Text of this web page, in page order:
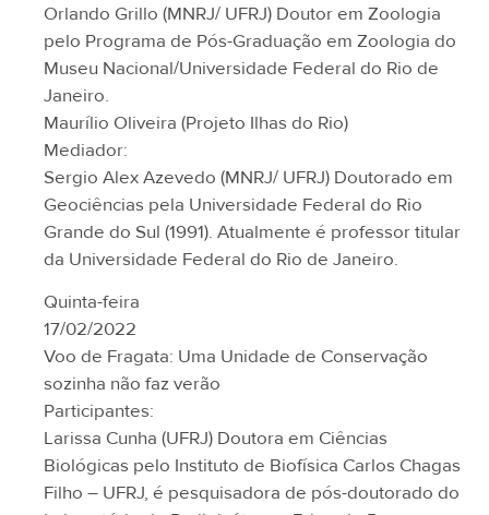
Orlando Grillo (MNRJ/ UFRJ) Doutor em Zoologia
pelo Programa de Pós-Graduação em Zoologia do
Museu Nacional/Universidade Federal do Rio de
Janeiro.
Maurílio Oliveira (Projeto Ilhas do Rio)
Mediador:
Sergio Alex Azevedo (MNRJ/ UFRJ) Doutorado em
Geociências pela Universidade Federal do Rio
Grande do Sul (1991). Atualmente é professor titular
da Universidade Federal do Rio de Janeiro.
Quinta-feira
17/02/2022
Voo de Fragata: Uma Unidade de Conservação
sozinha não faz verão
Participantes:
Larissa Cunha (UFRJ) Doutora em Ciências
Biológicas pelo Instituto de Biofísica Carlos Chagas
Filho – UFRJ, é pesquisadora de pós-doutorado do